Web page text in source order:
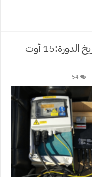
تكوين تركيب الطاقة الشمسية (تاريخ الدورة:15 أوت
54